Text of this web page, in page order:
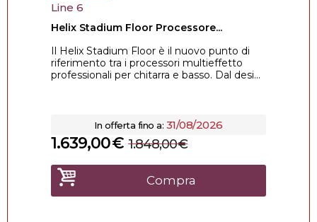
Line 6
Helix Stadium Floor Processore...
Il Helix Stadium Floor è il nuovo punto di
riferimento tra i processori multieffetto
professionali per chitarra e basso. Dal desi...
In offerta fino a: 31/08/2026
€
1.639,00 €
1.848,00
Compra